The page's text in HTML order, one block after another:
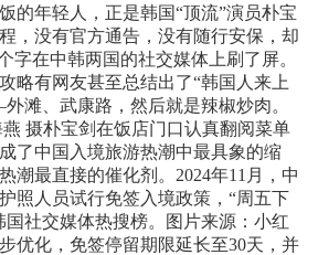
的年轻人，正是韩国“顶流”演员朴宝
，没有官方通告，没有随行安保，却
字在中韩两国的社交媒体上刷了屏。
略有网友甚至总结出了“韩国人来上
滩、武康路，然后就是辣椒炒肉。
摄朴宝剑在饭店门口认真翻阅菜单
了中国入境旅游热潮中最具象的缩
潮最直接的催化剂。2024年11月，中
照人员试行免签入境政策，“周五下
国社交媒体热搜榜。图片来源：小红
优化，免签停留期限延长至30天，并